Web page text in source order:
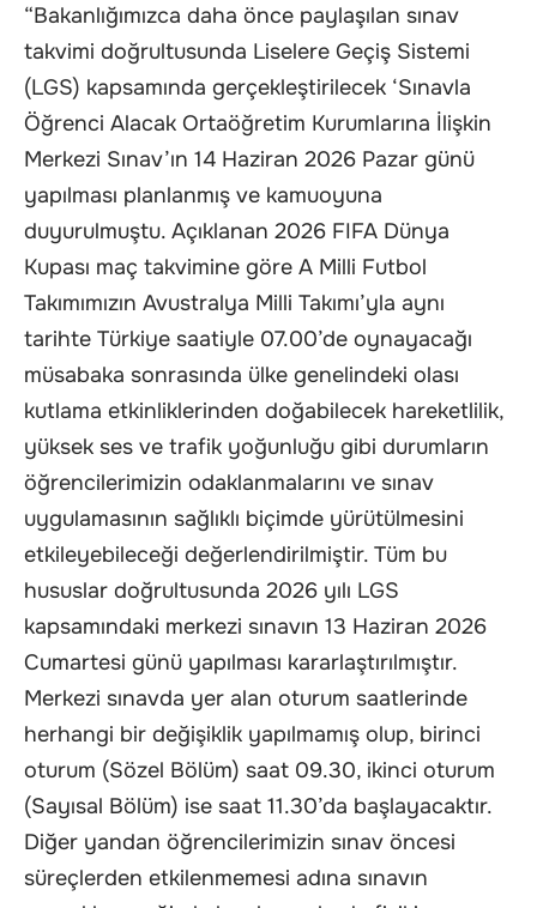
“Bakanlığımızca daha önce paylaşılan sınav
takvimi doğrultusunda Liselere Geçiş Sistemi
(LGS) kapsamında gerçekleştirilecek ‘Sınavla
Öğrenci Alacak Ortaöğretim Kurumlarına İlişkin
Merkezi Sınav’ın 14 Haziran 2026 Pazar günü
yapılması planlanmış ve kamuoyuna
duyurulmuştu. Açıklanan 2026 FIFA Dünya
Kupası maç takvimine göre A Milli Futbol
Takımımızın Avustralya Milli Takımı’yla aynı
tarihte Türkiye saatiyle 07.00’de oynayacağı
müsabaka sonrasında ülke genelindeki olası
kutlama etkinliklerinden doğabilecek hareketlilik,
yüksek ses ve trafik yoğunluğu gibi durumların
öğrencilerimizin odaklanmalarını ve sınav
uygulamasının sağlıklı biçimde yürütülmesini
etkileyebileceği değerlendirilmiştir. Tüm bu
hususlar doğrultusunda 2026 yılı LGS
kapsamındaki merkezi sınavın 13 Haziran 2026
Cumartesi günü yapılması kararlaştırılmıştır.
Merkezi sınavda yer alan oturum saatlerinde
herhangi bir değişiklik yapılmamış olup, birinci
oturum (Sözel Bölüm) saat 09.30, ikinci oturum
(Sayısal Bölüm) ise saat 11.30’da başlayacaktır.
Diğer yandan öğrencilerimizin sınav öncesi
süreçlerden etkilenmemesi adına sınavın